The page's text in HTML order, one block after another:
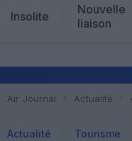
Insolite
Nouvelle
liaison
Air Journal Actualité
Actualité Tourisme